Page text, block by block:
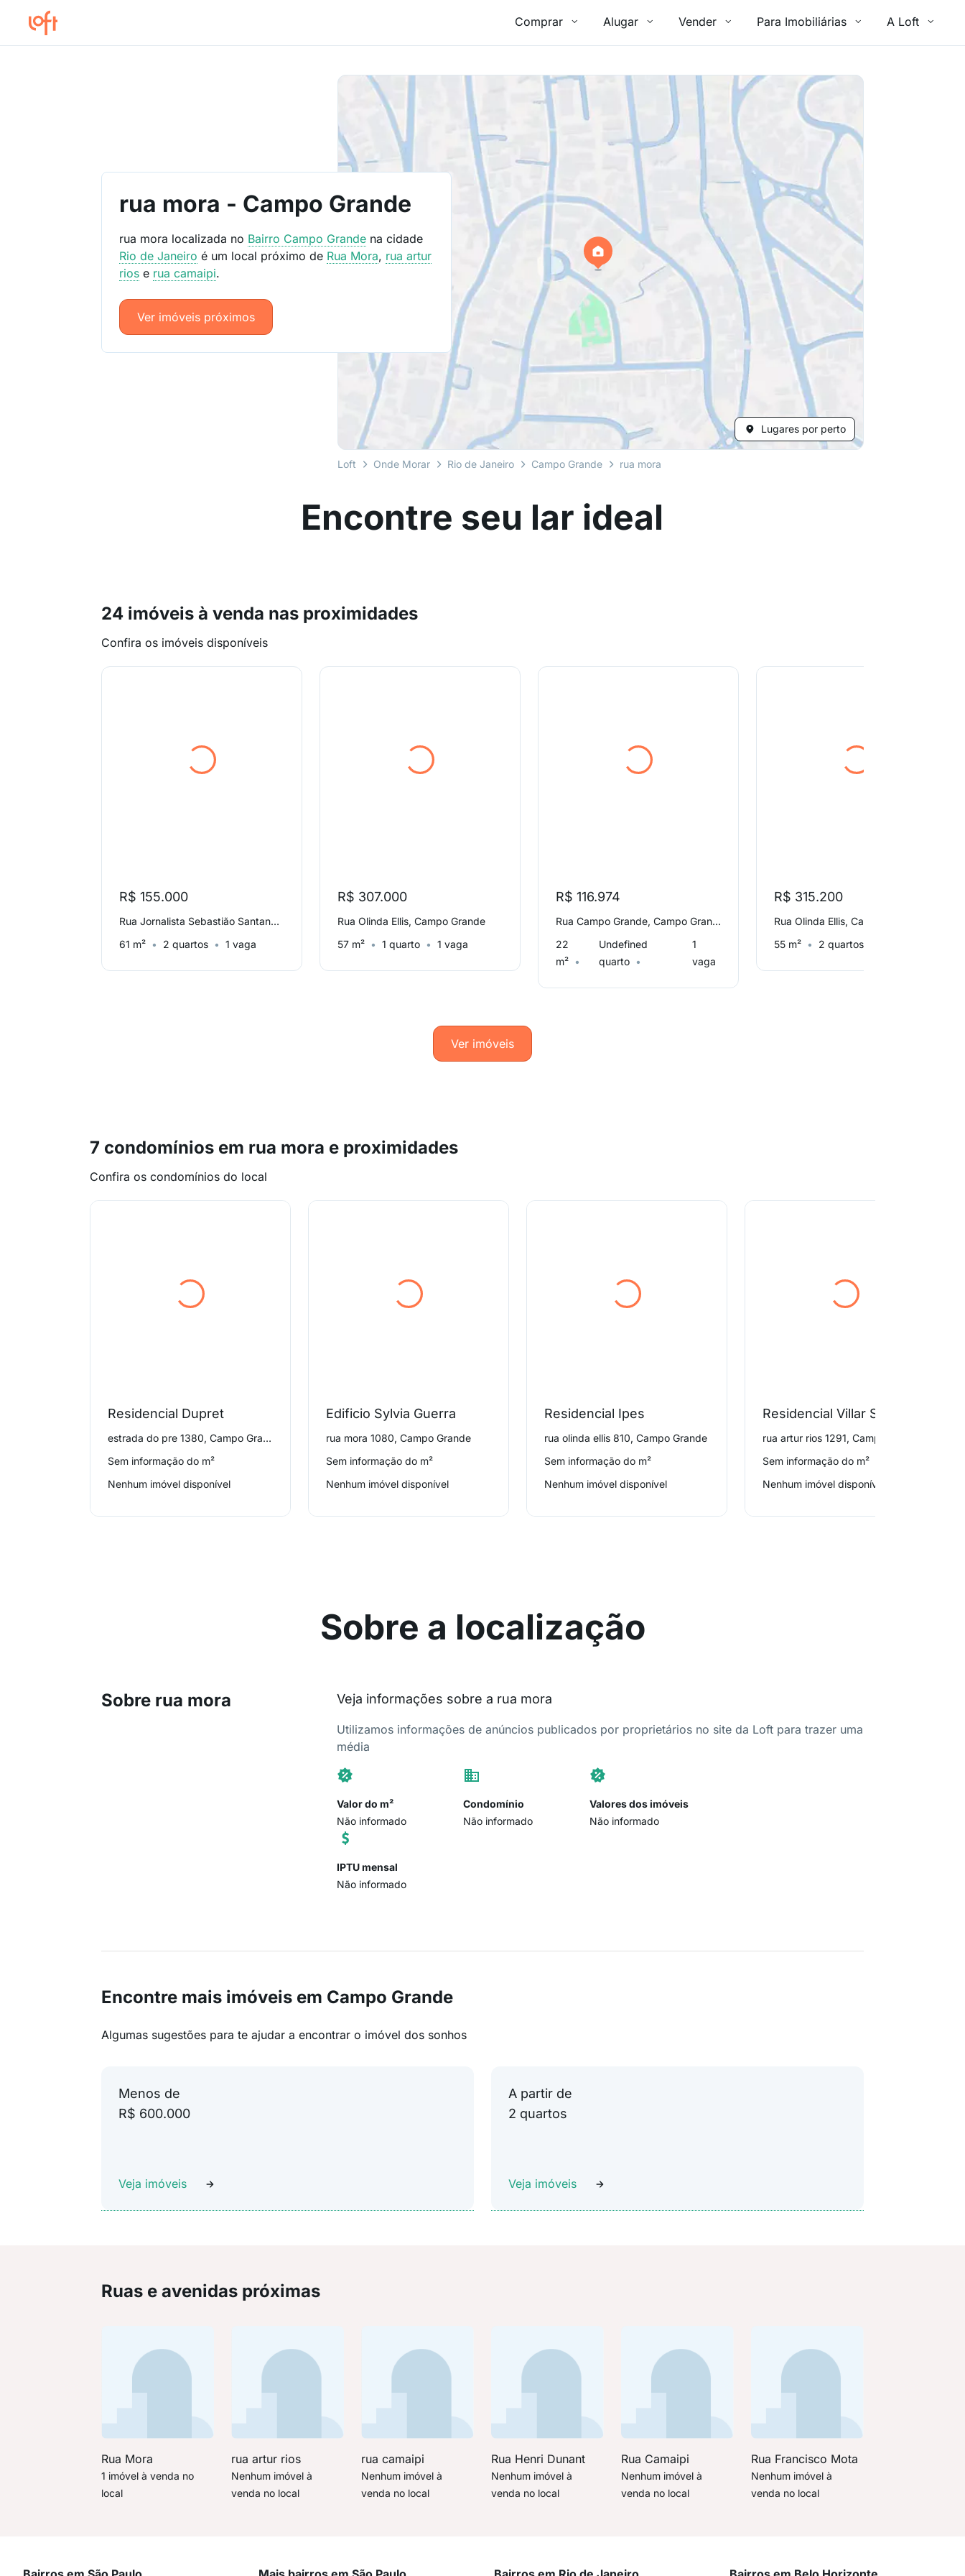
Comprar Alugar Vender Para Imobiliárias A Loft
Lugares por perto
Loft Onde Morar Rio de Janeiro Campo Grande rua mora
rua mora - Campo Grande
rua mora localizada no Bairro Campo Grande na cidade
Rio de Janeiro é um local próximo de Rua Mora, rua artur
rios e rua camaipi.
Ver imóveis próximos
Encontre seu lar ideal
24 imóveis à venda nas proximidades
Confira os imóveis disponíveis
R$ 155.000
Rua Jornalista Sebastião Santana, Campo Grande
61 m²
2 quartos 1 vaga
R$ 307.000
Rua Olinda Ellis, Campo Grande
57 m²
1 quarto 1 vaga
R$ 116.974
Rua Campo Grande, Campo Grande
22
m²
Undefined
quarto
1
vaga
R$ 315.200
Rua Olinda Ellis, Campo Grande
55 m²
2 quartos
Ver imóveis
7 condomínios em rua mora e proximidades
Confira os condomínios do local
Residencial Dupret
estrada do pre 1380, Campo Grande
Sem informação do m²
Nenhum imóvel disponível
Edificio Sylvia Guerra
rua mora 1080, Campo Grande
Sem informação do m²
Nenhum imóvel disponível
Residencial Ipes
rua olinda ellis 810, Campo Grande
Sem informação do m²
Nenhum imóvel disponível
Residencial Villar Sete
rua artur rios 1291, Campo Grande
Sem informação do m²
Nenhum imóvel disponível
Sobre a localização
Sobre rua mora Veja informações sobre a rua mora
Utilizamos informações de anúncios publicados por proprietários no site da Loft para trazer uma
média
Valor do m²
Não informado
Condomínio
Não informado
Valores dos imóveis
Não informado
IPTU mensal
Não informado
Encontre mais imóveis em Campo Grande
Algumas sugestões para te ajudar a encontrar o imóvel dos sonhos
Menos de
R$ 600.000
Veja imóveis
A partir de
2 quartos
Veja imóveis
Ruas e avenidas próximas
Rua Mora
1 imóvel à venda no
local
rua artur rios
Nenhum imóvel à
venda no local
rua camaipi
Nenhum imóvel à
venda no local
Rua Henri Dunant
Nenhum imóvel à
venda no local
Rua Camaipi
Nenhum imóvel à
venda no local
Rua Francisco Mota
Nenhum imóvel à
venda no local